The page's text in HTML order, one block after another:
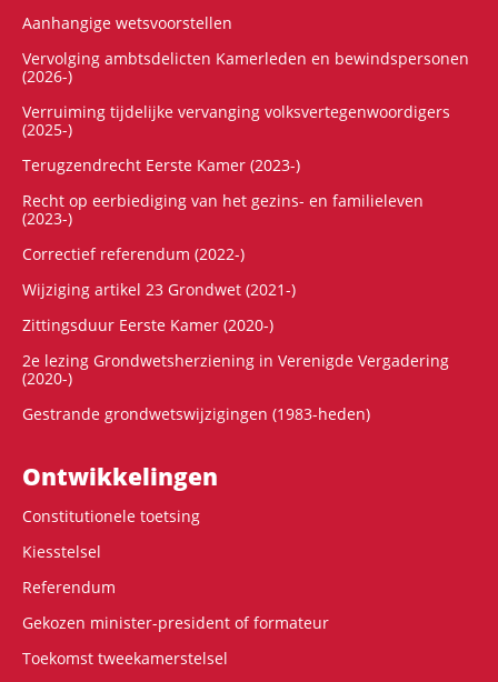
Aanhangige wetsvoorstellen
Vervolging ambtsdelicten Kamerleden en bewindspersonen
(2026-)
Verruiming tijdelijke vervanging volksvertegenwoordigers
(2025-)
Terugzendrecht Eerste Kamer (2023-)
Recht op eerbiediging van het gezins- en familieleven
(2023-)
Correctief referendum (2022-)
Wijziging artikel 23 Grondwet (2021-)
Zittingsduur Eerste Kamer (2020-)
2e lezing Grondwetsherziening in Verenigde Vergadering
(2020-)
Gestrande grondwetswijzigingen (1983-heden)
Ontwikke­lingen
Constitutionele toetsing
Kiesstelsel
Referendum
Gekozen minister-president of formateur
Toekomst tweekamerstelsel